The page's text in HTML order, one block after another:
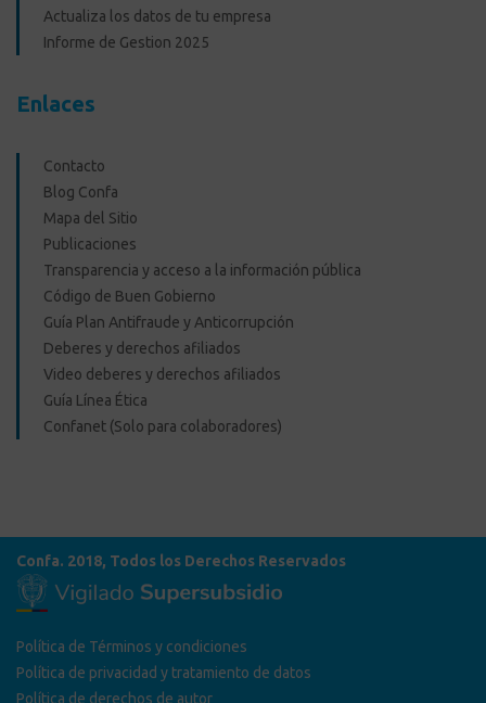
Actualiza los datos de tu empresa
Informe de Gestion 2025
Enlaces
Contacto
Blog Confa
Mapa del Sitio
Publicaciones
Transparencia y acceso a la información pública
Código de Buen Gobierno
Guía Plan Antifraude y Anticorrupción
Deberes y derechos afiliados
Video deberes y derechos afiliados
Guía Línea Ética
Confanet (Solo para colaboradores)
Confa. 2018, Todos los Derechos Reservados
Política de Términos y condiciones
Política de privacidad y tratamiento de datos
Política de derechos de autor